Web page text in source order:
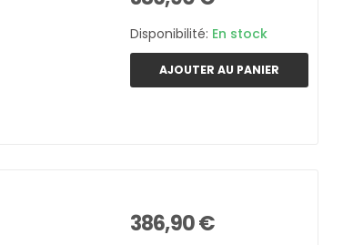
Disponibilité: En stock
AJOUTER AU PANIER
386,90 €